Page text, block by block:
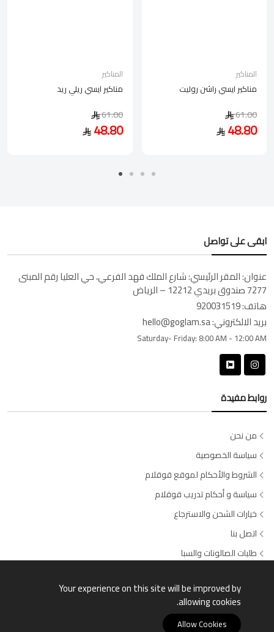
المناكير
مناكير ايسي ريلي ريد
61.00
48.80
المناكير
مناكير ايسي راشن روليت
61.00
48.80
ابقى على تواصل
عنوان:المقر الرئيسي: شارع الملك فهد الفرعي، حي العليا رقم المبنى
7277 صندوق بريدي 12212 – الرياض
هاتف:920031519
بريد الالكتروني:hello@goglam.sa
Saturday- Friday: 8:00 AM - 12:00 AM
روابط مفيدة
من نحن
سياسة الخصوصية
الشروط والأحكام لموقع قوقلام
سياسة و أحكام تدريب قوقلام
خيارات الشحن والاسترجاع
اتصل بنا
طلبات الصالونات والسبا
Your experience on this site will be improved by
allowing cookies.
Allow Cookies